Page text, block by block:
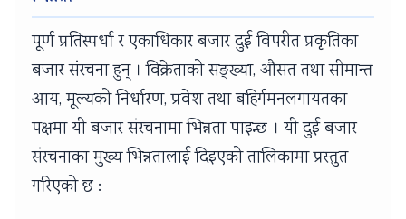
पूर्ण प्रतिस्पर्धा र एकाधिकार बजार दुई विपरीत प्रकृतिका
बजार संरचना हुन् । विक्रेताको सङ्ख्या, औसत तथा सीमान्त
आय, मूल्यको निर्धारण, प्रवेश तथा बहिर्गमनलगायतका
पक्षमा यी बजार संरचनामा भिन्नता पाइन्छ । यी दुई बजार
संरचनाका मुख्य भिन्नतालाई दिइएको तालिकामा प्रस्तुत
गरिएको छ :